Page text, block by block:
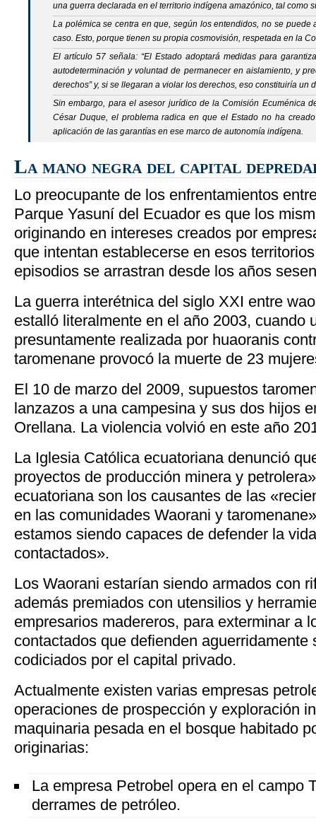
una guerra declarada en el territorio indígena amazónico, tal como
La polémica se centra en que, según los entendidos, no se puede
caso. Esto, porque tienen su propia cosmovisión, respetada en la
El artículo 57 señala: “El Estado adoptará medidas para
autodeterminación y voluntad de permanecer en aislamiento, y
derechos” y, si se llegaran a violar los derechos, eso constituiría un
Sin embargo, para el asesor jurídico de la Comisión Ecuménica
César Duque, el problema radica en que el Estado no ha
aplicación de las garantías en ese marco de autonomía indígena.
La mano negra del capital
Lo preocupante de los enfrentamientos
Parque Yasuní del Ecuador es que los
originando en intereses creados por
que intentan establecerse en esos
episodios se arrastran desde los años
La guerra interétnica del siglo XXI entre
estalló literalmente en el año 2003, cuando
presuntamente realizada por huaoranis
taromenane provocó la muerte de 23
El 10 de marzo del 2009, supuestos
lanzazos a una campesina y sus dos hijos
Orellana. La violencia volvió en este año
La Iglesia Católica ecuatoriana denunció
proyectos de producción minera y
ecuatoriana son los causantes de las
en las comunidades Waorani y
estamos siendo capaces de defender la
contactados».
Los Waorani estarían siendo armados con
además premiados con utensilios y
empresarios madereros, para exterminar a
contactados que defienden aguerridamente
codiciados por el capital privado.
Actualmente existen varias empresas
operaciones de prospección y exploración
maquinaria pesada en el bosque habitado
originarias:
La empresa Petrobel opera en el campo
derrames de petróleo.